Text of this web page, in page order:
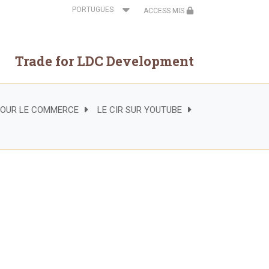
Select
your
ACCESS MIS
Trade for LDC Development
LE COMMERCE LE CIR SUR YOUTUBE